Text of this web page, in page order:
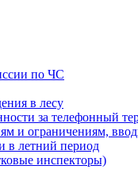
по ЧС
в лесу
за телефонный
и ограничениям,
в летний период
инспекторы)